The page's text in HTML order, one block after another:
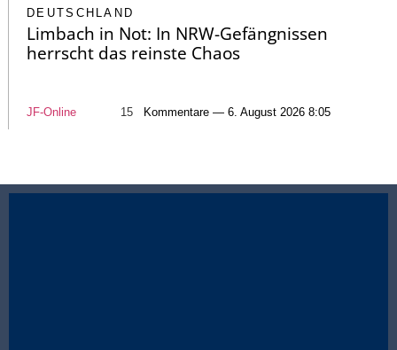
DEUTSCHLAND
Limbach in Not: In NRW-Gefängnissen
herrscht das reinste Chaos
JF-Online 15 Kommentare — 6. August 2026 8:05